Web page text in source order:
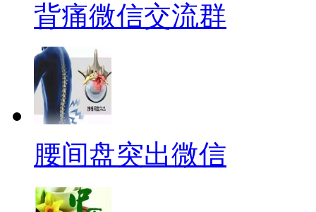
背痛微信交流群
腰间盘突出微信